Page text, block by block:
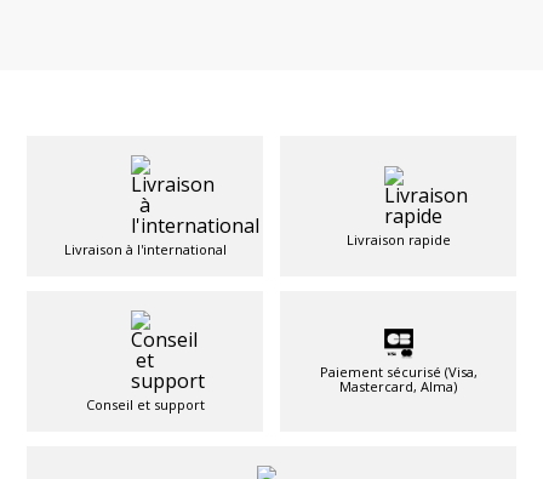
Livraison à l'international
Livraison rapide
Conseil et support
Paiement sécurisé (Visa,
Mastercard, Alma)